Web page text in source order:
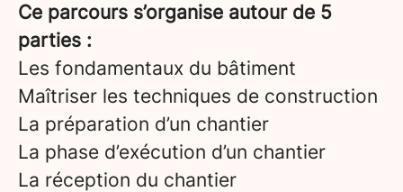
Ce parcours s’organise autour de 5
parties :
Les fondamentaux du bâtiment
Maîtriser les techniques de construction
La préparation d’un chantier
La phase d’exécution d’un chantier
La réception du chantier